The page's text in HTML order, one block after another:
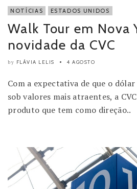
NOTÍCIAS ESTADOS UNIDOS
Walk Tour em Nova
novidade da CVC
by FLÁVIA LELIS 4 AGOSTO
Com a expectativa de que o
sob valores mais atraentes, a
produto que tem como direção..